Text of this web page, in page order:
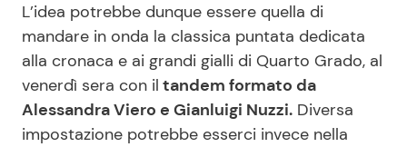
L’idea potrebbe dunque essere quella di
mandare in onda la classica puntata dedicata
alla cronaca e ai grandi gialli di Quarto Grado, al
venerdì sera con il tandem formato da
Alessandra Viero e Gianluigi Nuzzi. Diversa
impostazione potrebbe esserci invece nella